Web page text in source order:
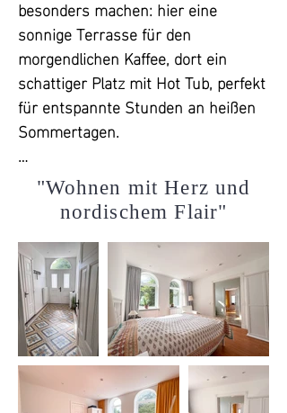
besonders machen: hier eine
sonnige Terrasse für den
morgendlichen Kaffee, dort ein
schattiger Platz mit Hot Tub, perfekt
für entspannte Stunden an heißen
Sommertagen.
Der Carport sorgt dafür, dass das
Auto sicher und wettergeschützt
steht, während der angrenzende
Schuppen zusätzlichen Stauraum
für Fahrräder, Werkzeuge oder
Hobbyutensilien bereithält. Die
stilechte, rot gestrichene
Gartenhütte harmoniert optisch
perfekt mit dem Haupthaus und
bietet Platz für Gartenmöbel oder
"Wohnen mit Herz und
nordischem Flair"